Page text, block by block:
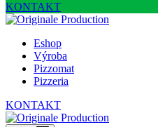
KONTAKT
Eshop
Výroba
Pizzomat
Pizzeria
KONTAKT